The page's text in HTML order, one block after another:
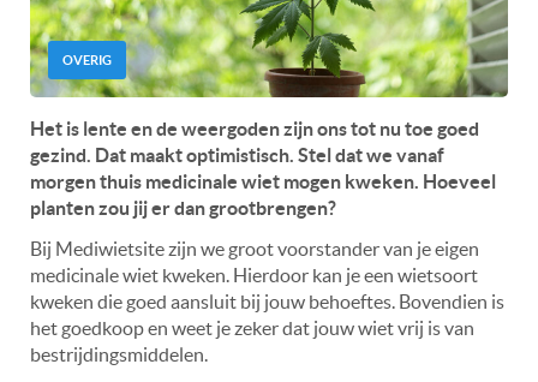
OVERIG
Het is lente en de weergoden zijn ons tot nu toe goed
gezind. Dat maakt optimistisch. Stel dat we vanaf
morgen thuis medicinale wiet mogen kweken. Hoeveel
planten zou jij er dangrootbrengen?
Bij Mediwietsite zijn we groot voorstander van je eigen
medicinale wiet kweken. Hierdoor kan je een wietsoort
kweken die goed aansluit bij jouw behoeftes. Bovendien is
het goedkoop en weet je zeker dat jouw wiet vrij is van
bestrijdingsmiddelen.